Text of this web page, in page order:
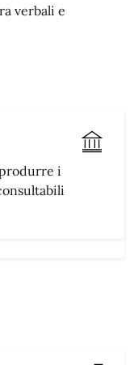
verbali e
i